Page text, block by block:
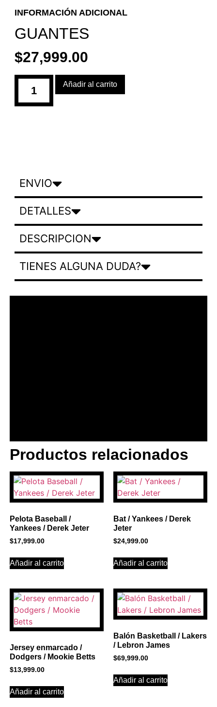
INFORMACIÓN ADICIONAL
GUANTES
$27,999.00
Añadir al carrito
ENVIO
DETALLES
DESCRIPCION
TIENES ALGUNA DUDA?
BANNER CON
PROMOCIONES 1
Click Here
Productos relacionados
Pelota Baseball /
Yankees / Derek Jeter
$17,999.00
Añadir al carrito
Bat / Yankees / Derek
Jeter
$24,999.00
Añadir al carrito
Jersey enmarcado /
Dodgers / Mookie Betts
$13,999.00
Añadir al carrito
Balón Basketball / Lakers
/ Lebron James
$69,999.00
Añadir al carrito